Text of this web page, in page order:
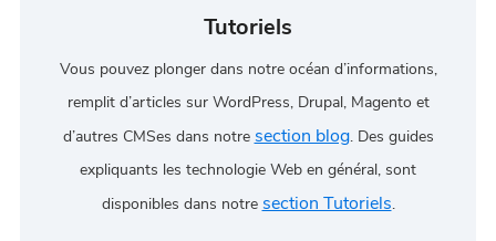
Tutoriels
Vous pouvez plonger dans notre océan d’informations,
remplit d’articles sur WordPress, Drupal, Magento et
d’autres CMSes dans notresection blog. Des guides
expliquants les technologie Web en général, sont
disponibles dans notresection Tutoriels.